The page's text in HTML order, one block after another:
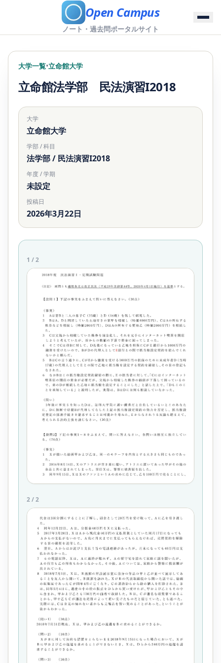
Open Campus
ノート・過去問ポータルサイト
大学一覧•立命館大学
立命館法学部 民法演習I2018
大学
立命館大学
学部 / 科目
法学部 / 民法演習I2018
年度 / 学期
未設定
投稿日
2026年3月22日
1 /2
2/2